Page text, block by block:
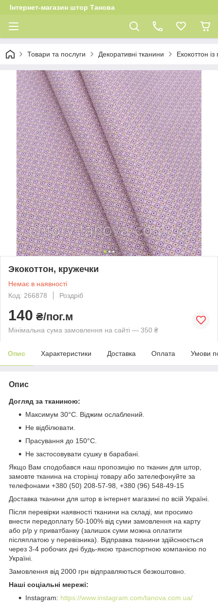
Інтернет-магазин штор Танова
Товари та послуги Декоративні тканини Екокоттон
Экокоттон, кружечки
Немає в наявності
Код: 266878
Роздріб
140 ₴/пог.м
Мінімальна сума замовлення на сайті — 350 ₴
Опис Характеристики Доставка Оплата Умови
Опис
Догляд за тканиною:
Максимум 30°C. Віджим ослаблений.
Не відбілювати.
Прасування до 150°C.
Не застосовувати сушку в барабані.
Якщо Вам сподобався наш пропозицію по тканин для штор,
замовте тканина на сторінці товару або зателефонуйте за
телефонами +380 (50) 208-57-98, +380 (96) 548-49-15
Доставка тканини для штор в інтернет магазині по всій Україні.
Після перевірки наявності тканини на складі, ми просимо
внести передоплату 50-100% від суми замовлення на карту
або р/р у приватбанку (залишок суми можна оплатити
післяплатою у перевізника). Відправка тканини здійснюється
через 3-4 робочих дні будь-якою транспортною компанією по
Україні.
Замовлення від 2000 грн відправляються безкоштовно.
Наші соціальні мережі:
Instagram: https://www.instagram.com/tanova.com.ua/